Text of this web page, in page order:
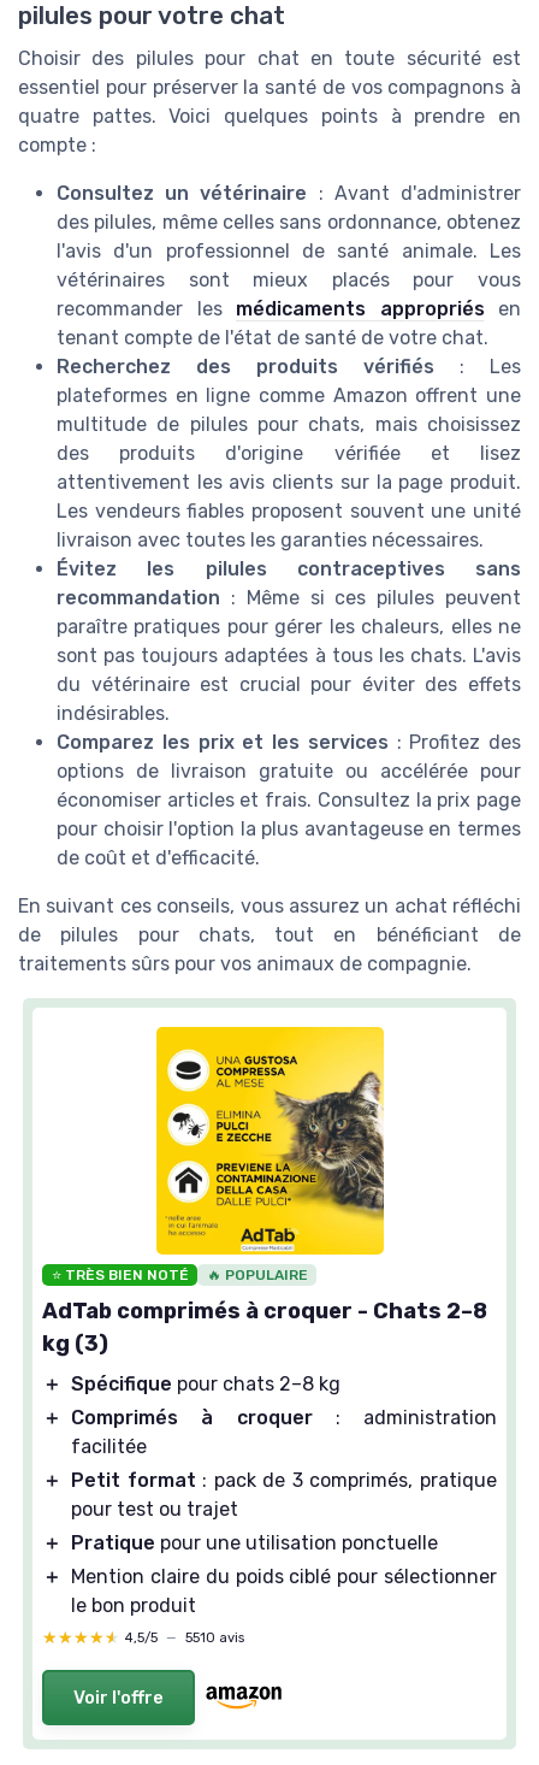
pilules pour votre chat
Choisir des pilules pour chat en toute sécurité est
essentiel pour préserver la santé de vos compagnons à
quatre pattes. Voici quelques points à prendre en
compte :
Consultez un vétérinaire : Avant d'administrer
des pilules, même celles sans ordonnance, obtenez
l'avis d'un professionnel de santé animale. Les
vétérinaires sont mieux placés pour vous
recommander les médicaments appropriésen
tenant compte de l'état de santé de votre chat.
Recherchez des produits vérifiés : Les
plateformes en ligne comme Amazon offrent une
multitude de pilules pour chats, mais choisissez
des produits d'origine vérifiée et lisez
attentivement les avis clients sur la page produit.
Les vendeurs fiables proposent souvent une unité
livraison avec toutes les garanties nécessaires.
Évitez les pilules contraceptives sans
recommandation : Même si ces pilules peuvent
paraître pratiques pour gérer les chaleurs, elles ne
sont pas toujours adaptées à tous les chats. L'avis
du vétérinaire est crucial pour éviter des effets
indésirables.
Comparez les prix et les services : Profitez des
options de livraison gratuite ou accélérée pour
économiser articles et frais. Consultez la prix page
pour choisir l'option la plus avantageuse en termes
de coût et d'efficacité.
En suivant ces conseils, vous assurez un achat réfléchi
de pilules pour chats, tout en bénéficiant de
traitements sûrs pour vos animaux de compagnie.
⭐ TRÈS BIEN NOTÉ 🔥 POPULAIRE
AdTab comprimés à croquer - Chats 2–8
kg (3)
＋ Spécifique pour chats 2–8 kg
＋
Comprimés à croquer: administration
facilitée
＋
Petit format : pack de 3 comprimés, pratique
pour test ou trajet
＋
Pratique pour une utilisation ponctuelle
＋
Mention claire du poids ciblé pour sélectionner
le bon produit
★★★★★
★★★★★ 4,5/5 — 5510 avis
Voir l'offre